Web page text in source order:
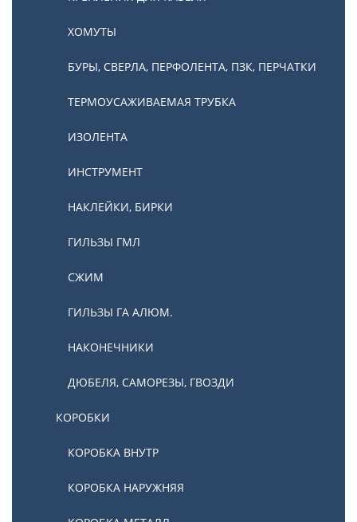
ХОМУТЫ
БУРЫ, СВЕРЛА, ПЕРФОЛЕНТА, ПЗК, ПЕРЧАТКИ
ТЕРМОУСАЖИВАЕМАЯ ТРУБКА
ИЗОЛЕНТА
ИНСТРУМЕНТ
НАКЛЕЙКИ, БИРКИ
ГИЛЬЗЫ ГМЛ
СЖИМ
ГИЛЬЗЫ ГА АЛЮМ.
НАКОНЕЧНИКИ
ДЮБЕЛЯ, САМОРЕЗЫ, ГВОЗДИ
КОРОБКИ
КОРОБКА ВНУТР
КОРОБКА НАРУЖНЯЯ